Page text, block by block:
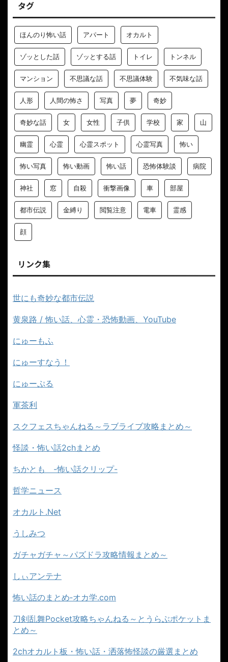
タグ
ほんのり怖い話 アパート オカルト
ゾッとした話 ゾッとする話 トイレ トンネル
マンション 不思議な話 不思議体験 不気味な話
人形 人間の怖さ 写真 夢 奇妙
奇妙な話 女 女性 子供 学校 家 山
幽霊 心霊 心霊スポット 心霊写真 怖い
怖い写真 怖い動画 怖い話 恐怖体験談 病院
神社 窓 自殺 衝撃画像 車 部屋
都市伝説 金縛り 閲覧注意 電車 霊感
顔
リンク集
世にも奇妙な都市伝説
黄泉路 / 怖い話、心霊・恐怖動画、YouTube
にゅーもふ
にゅーすなう！
にゅーぷる
軍茶利
スクフェスちゃんねる～ラブライブ攻略まとめ～
怪談・怖い話2chまとめ
ちかとも -怖い話クリップ-
哲学ニュース
オカルト.Net
うしみつ
ガチャガチャ～パズドラ攻略情報まとめ～
しぃアンテナ
怖い話のまとめ‐オカ学.com
刀剣乱舞Pocket攻略ちゃんねる～とうらぶポケットま
とめ～
2chオカルト板・怖い話・洒落怖怪談の厳選まとめ